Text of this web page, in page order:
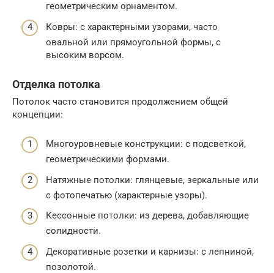
геометрическим орнаментом.
Ковры: с характерными узорами, часто
овальной или прямоугольной формы, с
высоким ворсом.
Отделка потолка
Потолок часто становится продолжением общей
концепции:
Многоуровневые конструкции: с подсветкой,
геометрическими формами.
Натяжные потолки: глянцевые, зеркальные или
с фотопечатью (характерные узоры).
Кессонные потолки: из дерева, добавляющие
солидности.
Декоративные розетки и карнизы: с лепниной,
позолотой.